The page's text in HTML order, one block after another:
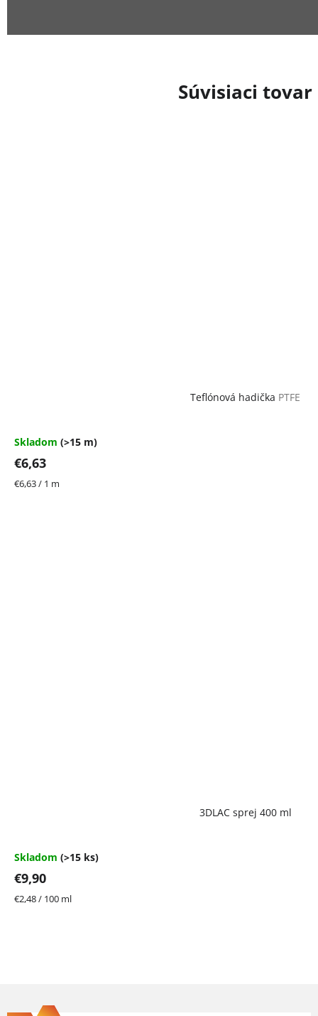
Súvisiaci tovar
Teflónová hadička PTFE
Skladom (>15 m)
€6,63
Jednotková
€6,63 / 1 m
3DLAC sprej 400 ml
4,7
5
hviezdičiek.
Skladom (>15 ks)
€9,90
Jednotková
€2,48 / 100 ml